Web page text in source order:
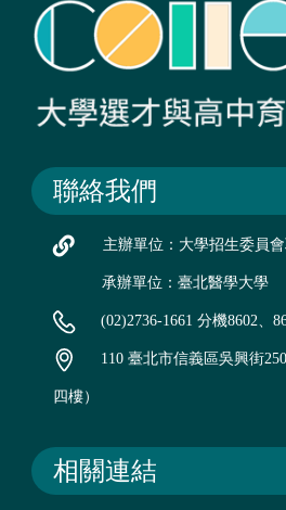
聯絡我們
主辦單位：大學招生委員
承辦單位：臺北醫學大學
(02)2736-1661 分機8602、
110 臺北市信義區吳興街
四樓）
相關連結